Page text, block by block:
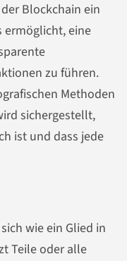
Blockchain ein
ermöglicht, eine
zu führen.
Methoden
sichergestellt,
ist und dass jede
wie ein Glied in
Teile oder alle